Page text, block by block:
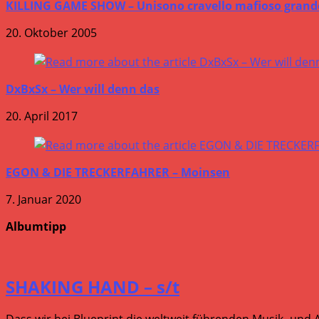
KILLING GAME SHOW – Unisono cravello mafioso
20. Oktober 2005
DxBxSx – Wer will denn das
20. April 2017
EGON & DIE TRECKERFAHRER – Moinsen
7. Januar 2020
Albumtipp
SHAKING HAND – s/t